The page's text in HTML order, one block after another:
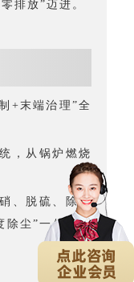
排放”迈进。
+末端治理”全
，从锅炉燃烧
、脱硫、除尘
除尘”一体化治